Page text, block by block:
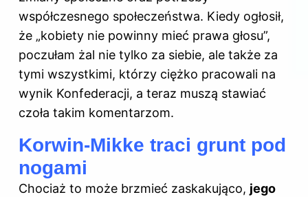
współczesnego społeczeństwa. Kiedy ogłosił,
że „kobiety nie powinny mieć prawa głosu”,
poczułam żal nie tylko za siebie, ale także za
tymi wszystkimi, którzy ciężko pracowali na
wynik Konfederacji, a teraz muszą stawiać
czoła takim komentarzom.
Korwin-Mikke traci grunt pod
nogami
Chociaż to może brzmieć zaskakująco, jego